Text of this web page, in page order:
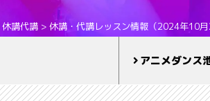
休講代講 > 休講・代講レッスン情報（2024年10月
アニメダンス